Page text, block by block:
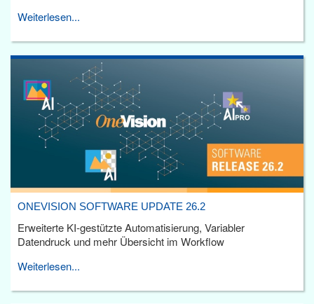
Weiterlesen...
ONEVISION SOFTWARE UPDATE 26.2
Erweiterte KI-gestützte Automatisierung, Variabler
Datendruck und mehr Übersicht im Workflow
Weiterlesen...